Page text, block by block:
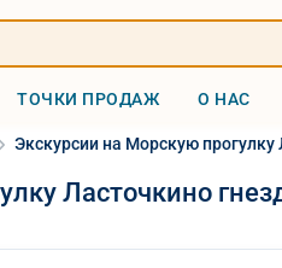
ТОЧКИ ПРОДАЖ О НАС
Экскурсии на Морскую прогулку
Ласточкино